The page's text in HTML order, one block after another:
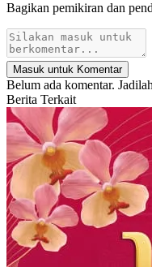
Bagikan pemikiran dan
Masuk untuk Komentar
Belum ada komentar.
Berita Terkait